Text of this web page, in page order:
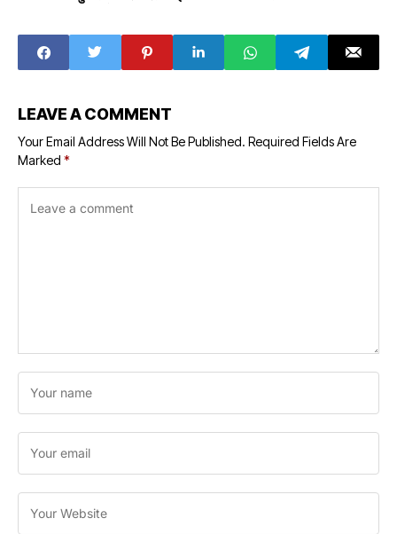
LEAVE A COMMENT
Your Email Address Will Not Be Published. Required Fields Are
Marked *